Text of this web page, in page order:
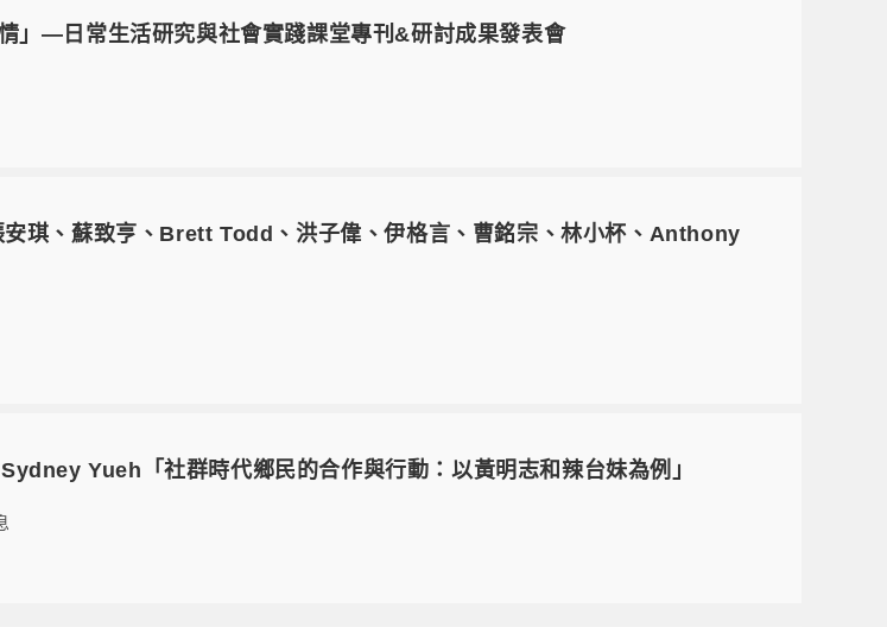
」—日常生活研究與社會實踐課堂專刊&研討成果發表會
安琪、蘇致亨、Brett Todd、洪子偉、伊格言、曹銘宗、林小杯、Anthony
Yueh「社群時代鄉民的合作與行動：以黃明志和辣台妹為例」